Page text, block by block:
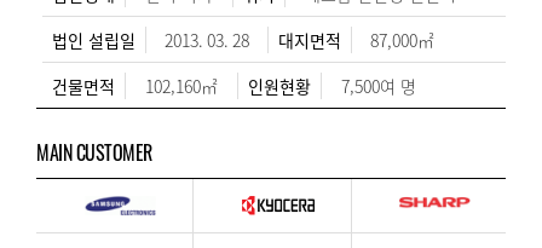
법인 설립일
2013. 03. 28 대지면적
87,000㎡
건물면적
102,160㎡ 인원현황 7,500여 명
MAIN CUSTOMER